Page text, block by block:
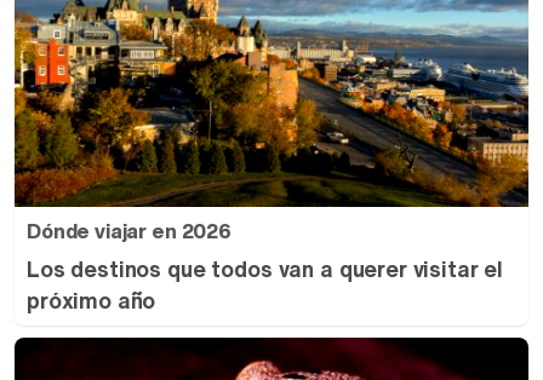
Dónde viajar en 2026
Los destinos que todos van a querer visitar el
próximo año